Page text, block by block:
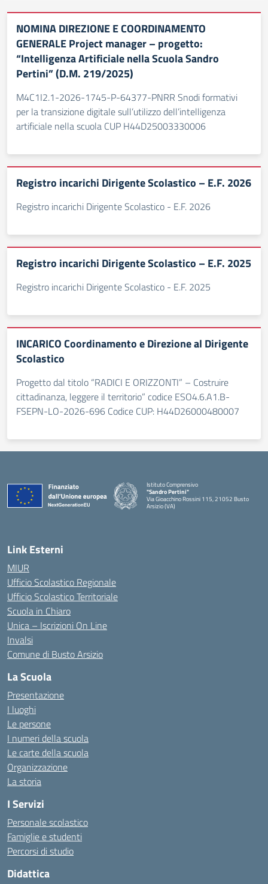
NOMINA DIREZIONE E COORDINAMENTO
GENERALE Project manager – progetto:
“Intelligenza Artificiale nella Scuola Sandro
Pertini” (D.M. 219/2025)
M4C1I2.1-2026-1745-P-64377-PNRR Snodi formativi
per la transizione digitale sull’utilizzo dell’intelligenza
artificiale nella scuola CUP H44D25003330006
Registro incarichi Dirigente Scolastico – E.F. 2026
Registro incarichi Dirigente Scolastico - E.F. 2026
Registro incarichi Dirigente Scolastico – E.F. 2025
Registro incarichi Dirigente Scolastico - E.F. 2025
INCARICO Coordinamento e Direzione al Dirigente
Scolastico
Progetto dal titolo “RADICI E ORIZZONTI” – Costruire
cittadinanza, leggere il territorio” codice ESO4.6.A1.B-
FSEPN-LO-2026-696 Codice CUP: H44D26000480007
Istituto Comprensivo
"Sandro Pertini"
Via Gioacchino Rossini 115, 21052 Busto
Arsizio (VA)
Link Esterni
MIUR
Ufficio Scolastico Regionale
Ufficio Scolastico Territoriale
Scuola in Chiaro
Unica – Iscrizioni On Line
Invalsi
Comune di Busto Arsizio
La Scuola
Presentazione
I luoghi
Le persone
I numeri della scuola
Le carte della scuola
Organizzazione
La storia
I Servizi
Personale scolastico
Famiglie e studenti
Percorsi di studio
Didattica